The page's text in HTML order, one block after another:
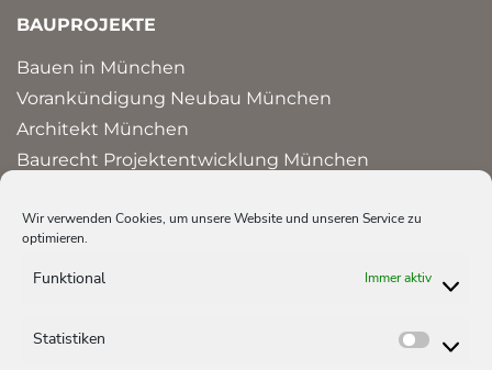
Wir verwenden Cookies, um unsere Website und unseren Service zu
optimieren.
Funktional Immer aktiv
Statistiken
BAUPROJEKTE
Bauen in München
Vorankündigung Neubau München
Architekt München
Baurecht Projektentwicklung München
HAUS ERBEN